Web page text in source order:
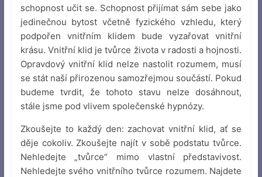
schopnost učit se. Schopnost přijímat sám sebe jako
jedinečnou bytost včetně fyzického vzhledu, který
podpořen vnitřním klidem bude vyzařovat vnitřní
krásu. Vnitřní klid je tvůrce života v radosti a hojnosti.
Opravdový vnitřní klid nelze nastolit rozumem, musí
se stát naší přirozenou samozřejmou součástí. Pokud
budeme tvrdit, že tohoto stavu nelze dosáhnout,
stále jsme pod vlivem společenské hypnózy.
Zkoušejte to každý den: zachovat vnitřní klid, ať se
děje cokoliv. Zkoušejte najít v sobě podstatu tvůrce.
Nehledejte „tvůrce“ mimo vlastní představivost.
Nehledejte svého vnitřního tvůrce rozumem. Najdete